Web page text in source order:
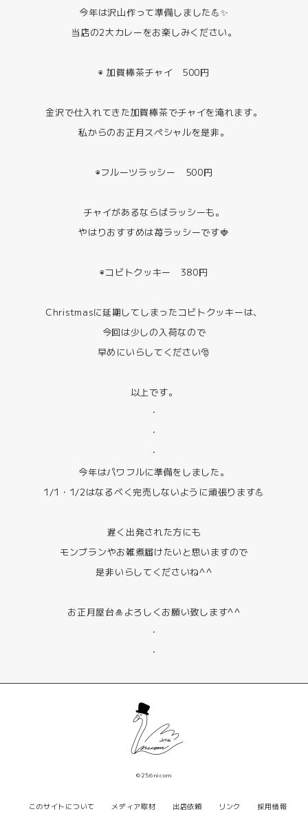
今年は沢山作って準備しました💪✨
当店の2大カレーをお楽しみください。
◉ 加賀棒茶チャイ 500円
金沢で仕入れてきた加賀棒茶でチャイを淹れます。
私からのお正月スペシャルを是非。
◉フルーツラッシー 500円
チャイがあるならばラッシーも。
やはりおすすめは苺ラッシーです🍓
◉コビトクッキー 380円
Christmasに延期してしまったコビトクッキーは、
今回は少しの入荷なので
早めにいらしてください🎅
以上です。
・
・
・
今年はパワフルに準備をしました。
1/1・1/2はなるべく完売しないように頑張ります💪
遅く出発された方にも
モンブランやお雑煮届けたいと思いますので
是非いらしてくださいね^^
お正月屋台🎍よろしくお願い致します^^
・
・
©256nicom
このサイトについて メディア取材 出店依頼 リンク 採用情報